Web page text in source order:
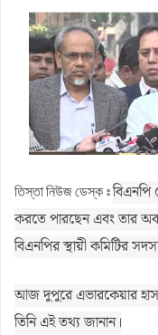
ভেঙে দেওয়া হবে
আগস্ট মাসের
জলঢাকায়
নবম পে স্কেল
কাজিদের আয়
রাষ্ট্রপতি
তিস্তা নিউজ ডেস্ক ঃবিএনপি
করতে পারছেন এবং তার
বিএনপির স্থায়ী কমিটির
আজ দুপুরে এভারকেয়ার
তিনি এই তথ্য জানান।